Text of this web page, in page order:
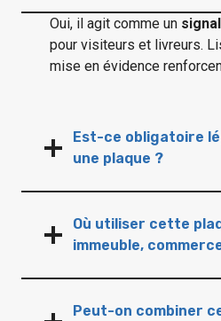
Oui, il agit comme un
pour visiteurs et livreurs.
mise en évidence
Est-ce obligatoire
une plaque ?
Où utiliser cette
immeuble,
Peut-on combiner